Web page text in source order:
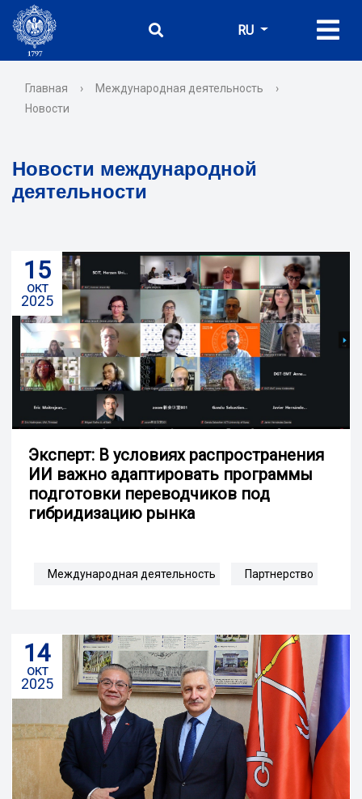
RU
Главная › Международная деятельность
›
Новости
Новости международной
деятельности
15
окт
2025
Эксперт: В условиях распространения
ИИ важно адаптировать программы
подготовки переводчиков под
гибридизацию рынка
Международная деятельность Партнерство
14
окт
2025